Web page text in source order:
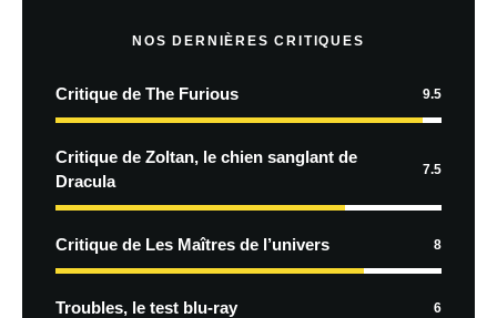
NOS DERNIÈRES CRITIQUES
Critique de The Furious 9.5
Critique de Zoltan, le chien sanglant de
Dracula
7.5
Critique de Les Maîtres de l’univers 8
Troubles, le test blu-ray 6